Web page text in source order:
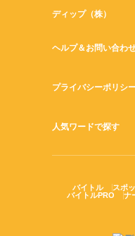
ディップ（株）
ヘルプ＆お問い合わ
プライバシーポリシ
人気ワードで探す
バイトル スポ
バイトルPRO
ナ